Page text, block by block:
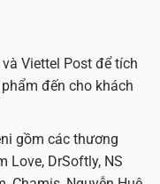
Viettel Post để tích
đến cho khách
gồm các thương
Love, DrSoftly, NS